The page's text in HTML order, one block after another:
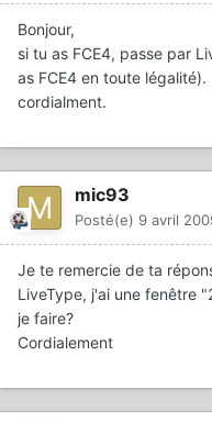
Bonjour,
si tu as FCE4, passe par
as FCE4 en toute légalité).
cordialment.
mic93
Posté(e) 9 avril
Je te remercie de ta
LiveType, j'ai une fenêtre
je faire?
Cordialement